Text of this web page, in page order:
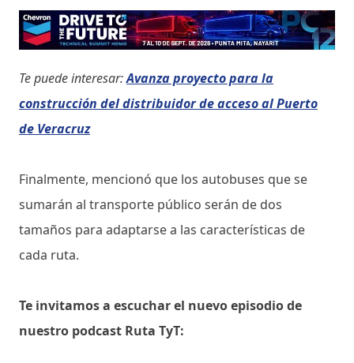
Te puede interesar:Avanza proyecto para la
construcción del distribuidor de acceso al Puerto
de Veracruz
Finalmente, mencionó que los autobuses que se
sumarán al transporte público serán de dos
tamaños para adaptarse a las características de
cada ruta.
Te invitamos a escuchar el nuevo episodio de
nuestro podcast Ruta TyT: